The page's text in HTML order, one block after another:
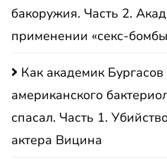
бакоружия. Часть 2.
применении «секс-
Как академик Бургасов
американского
спасал. Часть 1.
актера Вицина